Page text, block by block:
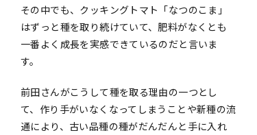
その中でも、クッキングトマト「なつのこま」
はずっと種を取り続けていて、肥料がなくとも
一番よく成長を実感できているのだと言いま
す。
前田さんがこうして種を取る理由の一つとし
て、作り手がいなくなってしまうことや新種の流
通により、古い品種の種がだんだんと手に入れ